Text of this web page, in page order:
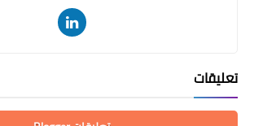
تعليقات